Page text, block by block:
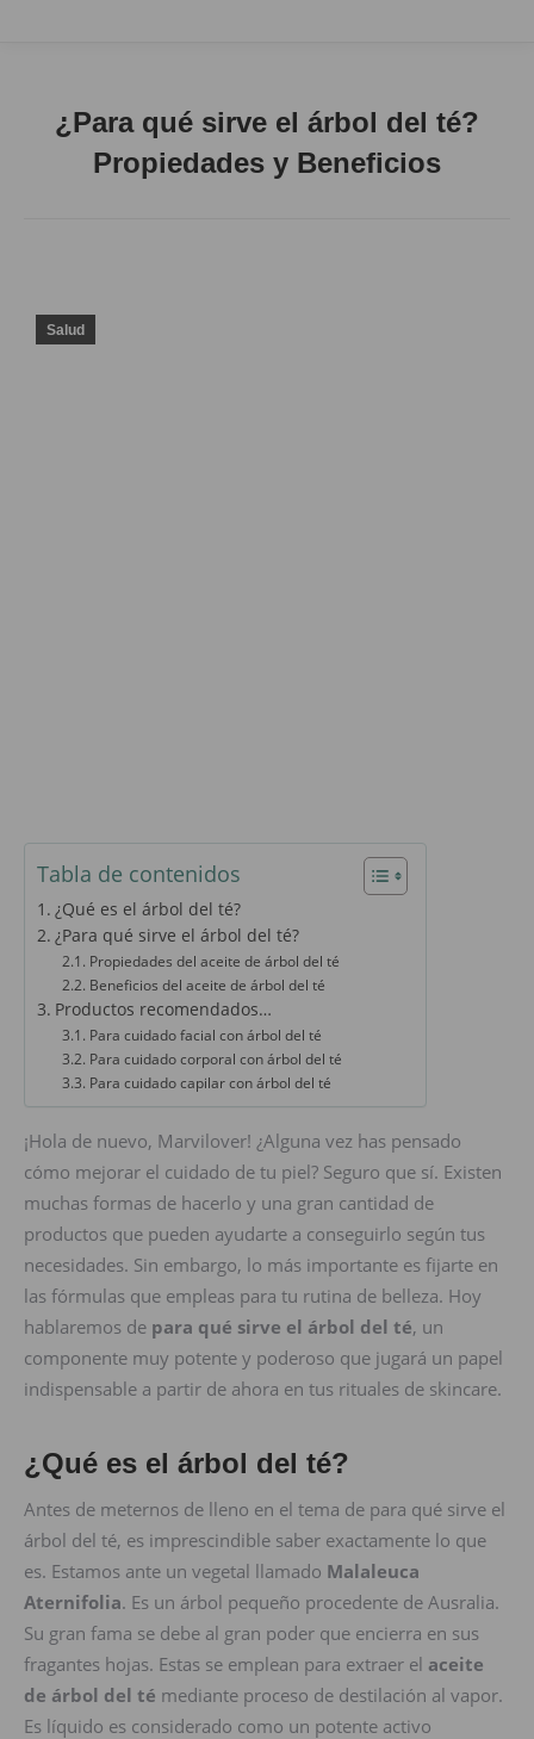
¿Para qué sirve el árbol del té?
Propiedades y Beneficios
Salud
Tabla de contenidos
¿Qué es el árbol del té?
¿Para qué sirve el árbol del té?
Propiedades del aceite de árbol del té
Beneficios del aceite de árbol del té
Productos recomendados…
Para cuidado facial con árbol del té
Para cuidado corporal con árbol del té
Para cuidado capilar con árbol del té
¡Hola de nuevo, Marvilover! ¿Alguna vez has pensado
cómo mejorar el cuidado de tu piel? Seguro que sí. Existen
muchas formas de hacerlo y una gran cantidad de
productos que pueden ayudarte a conseguirlo según tus
necesidades. Sin embargo, lo más importante es fijarte en
las fórmulas que empleas para tu rutina de belleza. Hoy
hablaremos de para qué sirve el árbol del té, un
componente muy potente y poderoso que jugará un papel
indispensable a partir de ahora en tus rituales de skincare.
¿Qué es el árbol del té?
Antes de meternos de lleno en el tema de para qué sirve el
árbol del té, es imprescindible saber exactamente lo que
es. Estamos ante un vegetal llamado Malaleuca
Aternifolia. Es un árbol pequeño procedente de Ausralia.
Su gran fama se debe al gran poder que encierra en sus
fragantes hojas. Estas se emplean para extraer el aceite
de árbol del té mediante proceso de destilación al vapor.
Es líquido es considerado como un potente activo